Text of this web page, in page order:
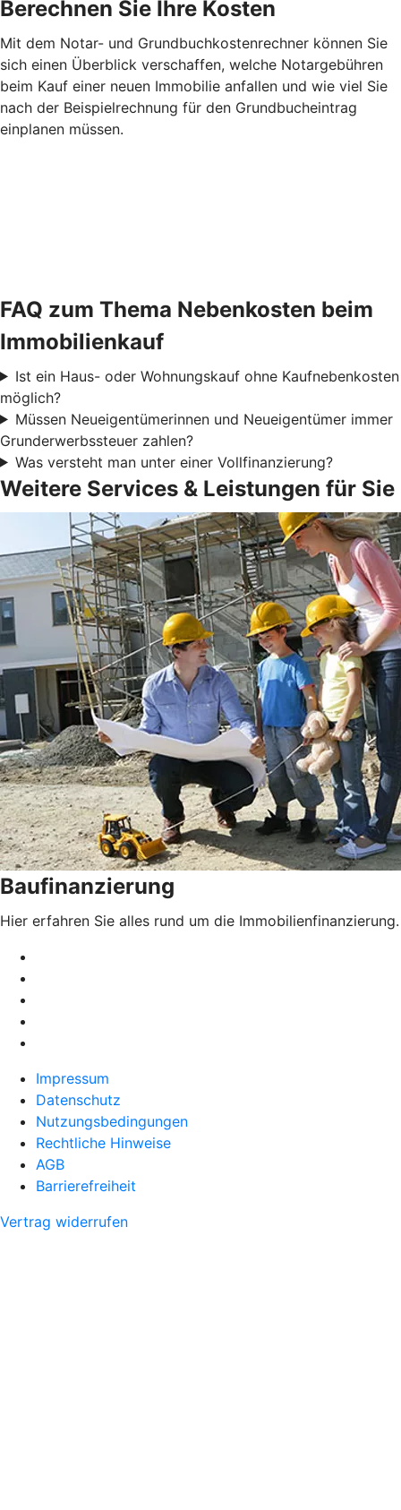
Berechnen Sie Ihre Kosten
Mit dem Notar- und Grundbuchkostenrechner können Sie
sich einen Überblick verschaffen, welche Notargebühren
beim Kauf einer neuen Immobilie anfallen und wie viel Sie
nach der Beispielrechnung für den Grundbucheintrag
einplanen müssen.
FAQ zum Thema Nebenkosten beim
Immobilienkauf
Ist ein Haus- oder Wohnungskauf ohne Kaufnebenkosten
möglich?
Müssen Neueigentümerinnen und Neueigentümer immer
Grunderwerbssteuer zahlen?
Was versteht man unter einer Vollfinanzierung?
Weitere Services & Leistungen für Sie
Baufinanzierung
Hier erfahren Sie alles rund um die Immobilienfinanzierung.
Impressum
Datenschutz
Nutzungsbedingungen
Rechtliche Hinweise
AGB
Barrierefreiheit
Vertrag widerrufen